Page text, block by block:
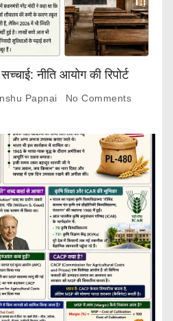
नीति आयोग की रिपोर्ट
Papnai No Comments